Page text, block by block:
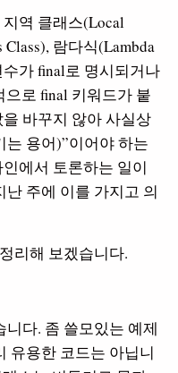
역 클래스(Local
람다식(Lambda
가 final로 명시되거나
로 final 키워드가 붙
바꾸지 않아 사실상
용어)”이어야 하는
에서 토론하는 일이
주에 이를 가지고 의
리해 보겠습니다.
다. 좀 쓸모있는 예제
유용한 코드는 아닙니